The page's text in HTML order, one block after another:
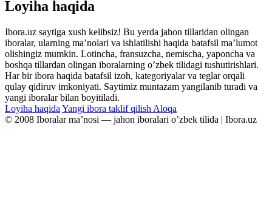
Loyiha haqida
Ibora.uz saytiga xush kelibsiz! Bu yerda jahon tillaridan olingan
iboralar, ularning maʼnolari va ishlatilishi haqida batafsil maʼlumot
olishingiz mumkin. Lotincha, fransuzcha, nemischa, yaponcha va
boshqa tillardan olingan iboralarning oʼzbek tilidagi tushutirishlari.
Har bir ibora haqida batafsil izoh, kategoriyalar va teglar orqali
qulay qidiruv imkoniyati. Saytimiz muntazam yangilanib turadi va
yangi iboralar bilan boyitiladi.
Loyiha haqida Yangi ibora taklif qilish Aloqa
© 2008 Iboralar maʼnosi — jahon iboralari oʼzbek tilida | Ibora.uz